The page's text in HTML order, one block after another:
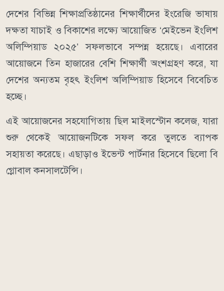
দেশের বিভিন্ন শিক্ষাপ্রতিষ্ঠানের শিক্ষার্থীদের ইংরেজি ভাষায়
দক্ষতা যাচাই ও বিকাশের লক্ষ্যে আয়োজিত ‘মেইভেন ইংলিশ
অলিম্পিয়াড ২০২৫’ সফলভাবে সম্পন্ন হয়েছে। এবারের
আয়োজনে তিন হাজারের বেশি শিক্ষার্থী অংশগ্রহণ করে, যা
দেশের অন্যতম বৃহৎ ইংলিশ অলিম্পিয়াড হিসেবে বিবেচিত
হচ্ছে।
এই আয়োজনের সহযোগিতায় ছিল মাইলস্টোন কলেজ, যারা
শুরু থেকেই আয়োজনটিকে সফল করে তুলতে ব্যাপক
সহায়তা করেছে। এছাড়াও ইভেন্ট পার্টনার হিসেবে ছিলো বি
গ্লোবাল কনসালটেন্সি।